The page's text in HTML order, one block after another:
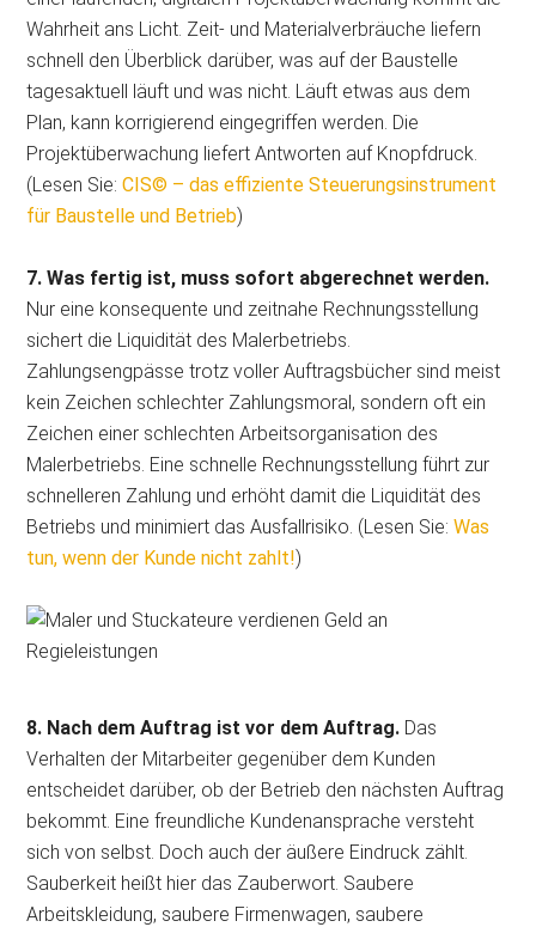
Wahrheit ans Licht. Zeit- und Materialverbräuche liefern
schnell den Überblick darüber, was auf der Baustelle
tagesaktuell läuft und was nicht. Läuft etwas aus dem
Plan, kann korrigierend eingegriffen werden. Die
Projektüberwachung liefert Antworten auf Knopfdruck.
(Lesen Sie:CIS© – das effiziente Steuerungsinstrument
für Baustelle und Betrieb)
7. Was fertig ist, muss sofort abgerechnet werden.
Nur eine konsequente und zeitnahe Rechnungsstellung
sichert die Liquidität des Malerbetriebs.
Zahlungsengpässe trotz voller Auftragsbücher sind meist
kein Zeichen schlechter Zahlungsmoral, sondern oft ein
Zeichen einer schlechten Arbeitsorganisation des
Malerbetriebs. Eine schnelle Rechnungsstellung führt zur
schnelleren Zahlung und erhöht damit die Liquidität des
Betriebs und minimiert das Ausfallrisiko. (Lesen Sie:Was
tun, wenn der Kunde nicht zahlt!)
8. Nach dem Auftrag ist vor dem Auftrag. Das
Verhalten der Mitarbeiter gegenüber dem Kunden
entscheidet darüber, ob der Betrieb den nächsten Auftrag
bekommt. Eine freundliche Kundenansprache versteht
sich von selbst. Doch auch der äußere Eindruck zählt.
Sauberkeit heißt hier das Zauberwort. Saubere
Arbeitskleidung, saubere Firmenwagen, saubere